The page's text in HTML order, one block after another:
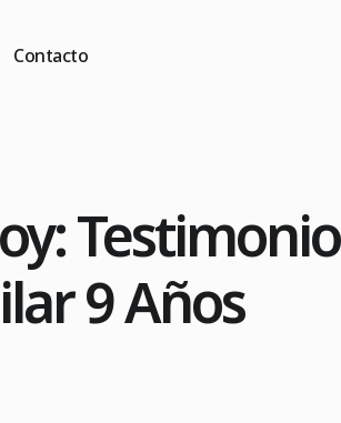
Contacto
Testimonio
9 Años